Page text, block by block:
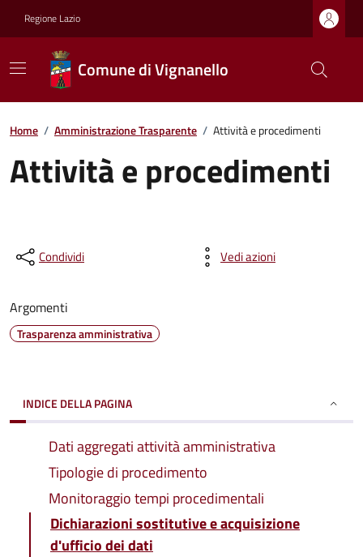
Regione Lazio
Comune di Vignanello
Home / Amministrazione Trasparente / Attività e procedimenti
Attività e procedimenti
Condividi Vedi azioni
Argomenti
Trasparenza amministrativa
INDICE DELLA PAGINA
Dati aggregati attività amministrativa
Tipologie di procedimento
Monitoraggio tempi procedimentali
Dichiarazioni sostitutive e acquisizione
d'ufficio dei dati